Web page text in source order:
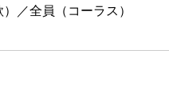
／全員（コーラス）